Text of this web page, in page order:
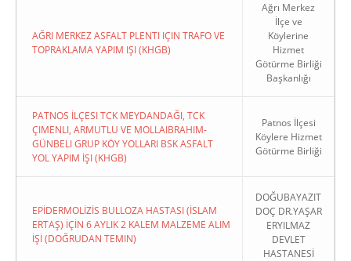
AĞRI MERKEZ ASFALT PLENTI IÇIN TRAFO VE
TOPRAKLAMA YAPIM IŞI (KHGB)
Ağrı Merkez
İlçe ve
Köylerine
Hizmet
Götürme Birliği
Başkanlığı
PATNOS İLÇESI TCK MEYDANDAĞI, TCK
ÇIMENLI, ARMUTLU VE MOLLAIBRAHIM-
GÜNBELI GRUP KÖY YOLLARI BSK ASFALT
YOL YAPIM İŞI (KHGB)
Patnos İlçesi
Köylere Hizmet
Götürme Birliği
EPİDERMOLİZİS BULLOZA HASTASI (İSLAM
ERTAŞ) İÇİN 6 AYLIK 2 KALEM MALZEME ALIM
İŞİ (DOĞRUDAN TEMIN)
DOĞUBAYAZIT
DOÇ DR.YAŞAR
ERYILMAZ
DEVLET
HASTANESİ